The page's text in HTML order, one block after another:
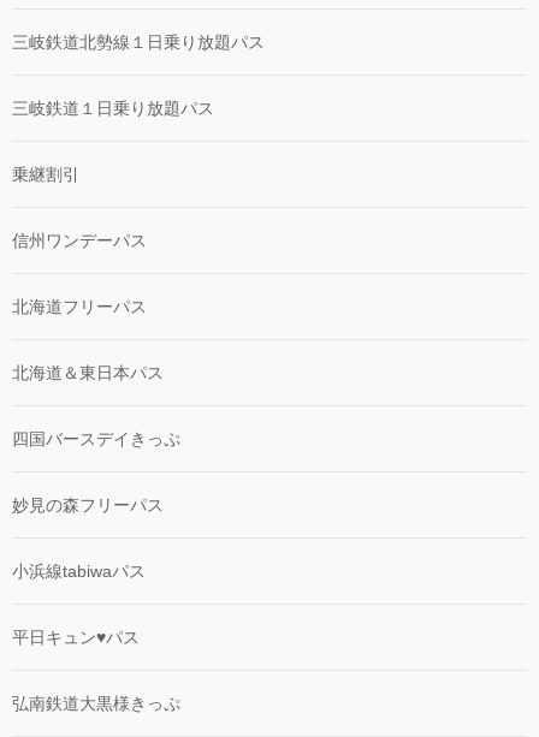
三岐鉄道北勢線１日乗り放題パス
三岐鉄道１日乗り放題パス
乗継割引
信州ワンデーパス
北海道フリーパス
北海道＆東日本パス
四国バースデイきっぷ
妙見の森フリーパス
小浜線tabiwaパス
平日キュン♥パス
弘南鉄道大黒様きっぷ